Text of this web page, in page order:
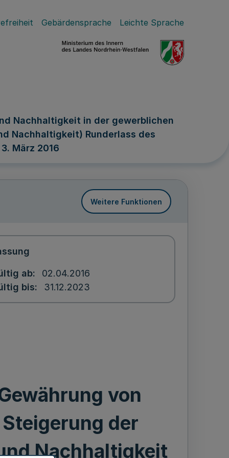
Gebärdensprache Leichte Sprache
Nachhaltigkeit in der gewerblichen
Nachhaltigkeit) Runderlass des
März 2016
Weitere Funktionen
ab
02.04.2016
bis
31.12.2023
von
der
Nachhaltigkeit